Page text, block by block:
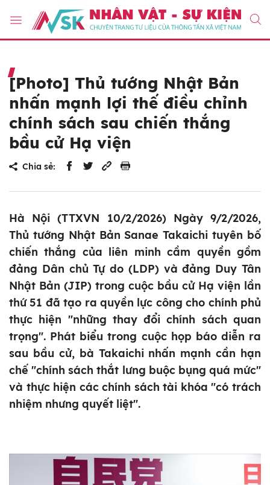
[Photo] Thủ tướng Nhật Bản
nhấn mạnh lợi thế điều chỉnh
chính sách sau chiến thắng
bầu cử Hạ viện
Chia sẻ:
Hà Nội (TTXVN 10/2/2026) Ngày 9/2/2026,
Thủ tướng Nhật Bản Sanae Takaichi tuyên bố
chiến thắng của liên minh cầm quyền gồm
đảng Dân chủ Tự do (LDP) và đảng Duy Tân
Nhật Bản (JIP) trong cuộc bầu cử Hạ viện lần
thứ 51 đã tạo ra quyền lực công cho chính phủ
thực hiện "những thay đổi chính sách quan
trọng". Phát biểu trong cuộc họp báo diễn ra
sau bầu cử, bà Takaichi nhấn mạnh cần hạn
chế "chính sách thắt lưng buộc bụng quá mức"
và thực hiện các chính sách tài khóa "có trách
nhiệm nhưng quyết liệt".